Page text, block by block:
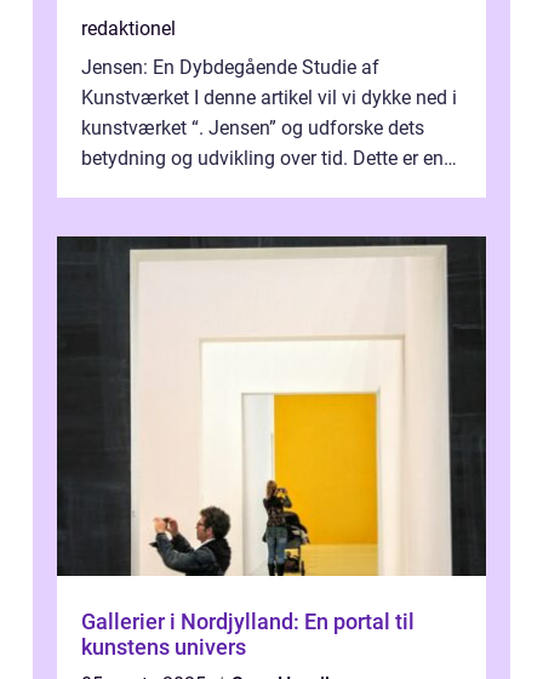
redaktionel
Jensen: En Dybdegående Studie af
Kunstværket I denne artikel vil vi dykke ned i
kunstværket “. Jensen” og udforske dets
betydning og udvikling over tid. Dette er en
Gallerier i Nordjylland: En portal til
kunstens univers